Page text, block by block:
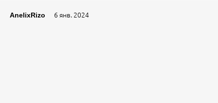
AnelixRizo 6 янв. 2024